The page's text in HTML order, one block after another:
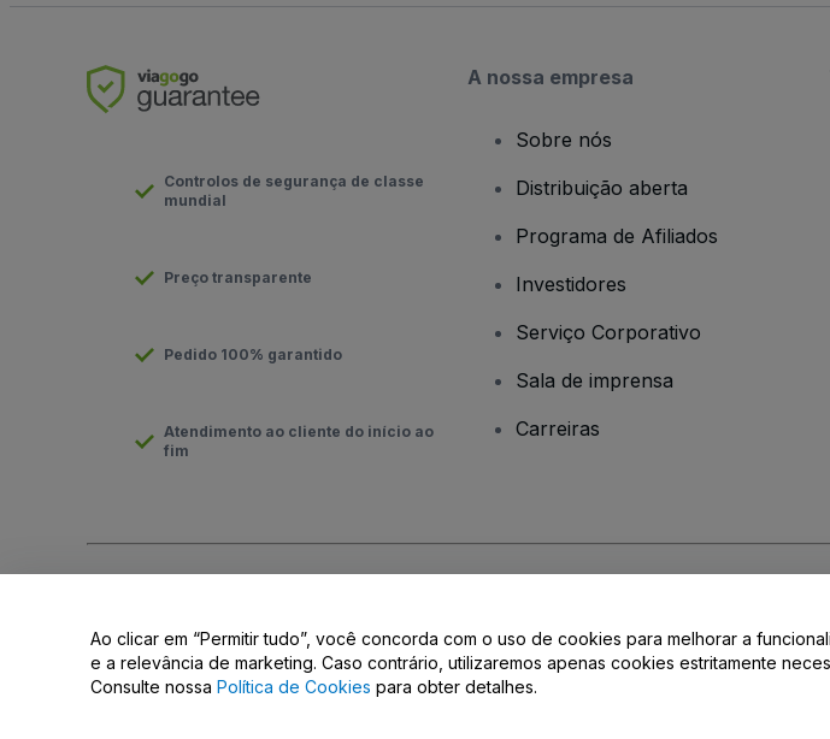
Controlos de segurança de classe
mundial
Preço transparente
Pedido 100% garantido
Atendimento ao cliente do início ao
fim
A nossa empresa
Sobre nós
Distribuição aberta
Programa de Afiliados
Investidores
Serviço Corporativo
Sala de imprensa
Carreiras
Não partilhar as minhas informações pessoais/as suas opções de privacidade.
Ao clicar em “Permitir tudo”, você concorda com o uso de cookies para melhorar a
e a relevância de marketing. Caso contrário, utilizaremos apenas cookies estritamente
Consulte nossa Política de Cookies para obter detalhes.